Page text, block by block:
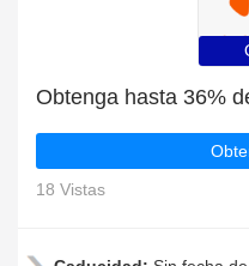
18 Vistas